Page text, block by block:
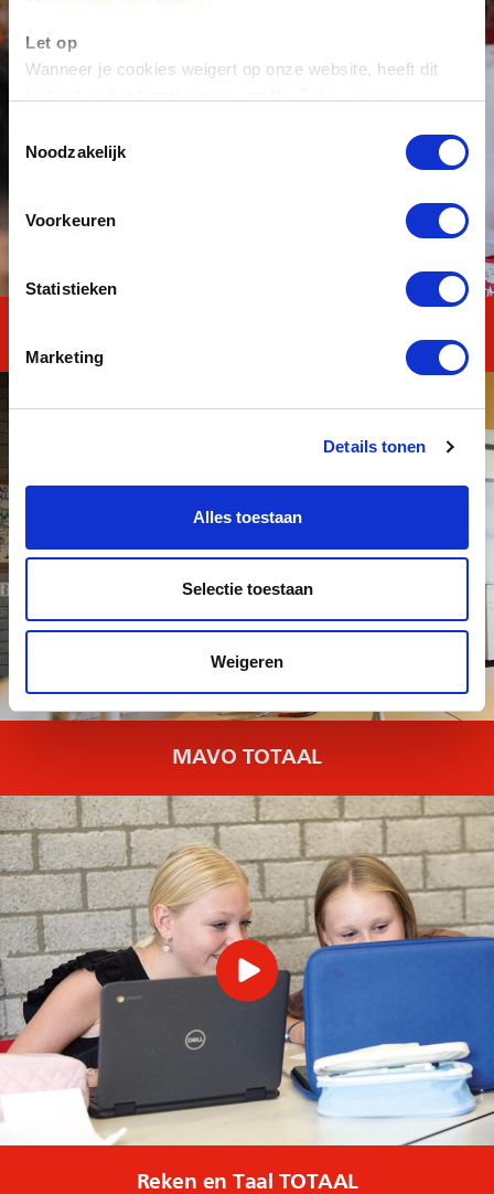
Let op
Wanneer je cookies weigert op onze website, heeft dit
Noodzakelijk
Voorkeuren
Statistieken
Marketing
Details tonen
Alles toestaan
Selectie toestaan
Weigeren
MAVO TOTAAL
Reken en Taal TOTAAL